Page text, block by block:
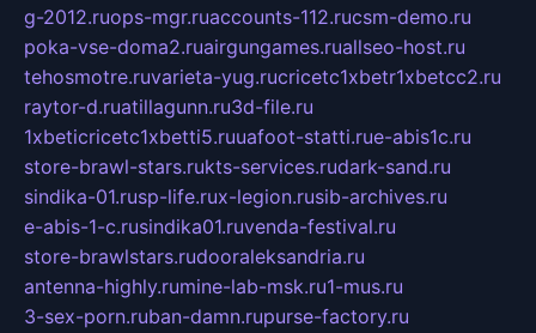
g-2012.ruops-mgr.ruaccounts-112.rucsm-demo.ru
poka-vse-doma2.ruairgungames.ruallseo-host.ru
tehosmotre.ruvarieta-yug.rucricetc1xbetr1xbetcc2.ru
raytor-d.ruatillagunn.ru3d-file.ru
1xbeticricetc1xbetti5.ruuafoot-statti.rue-abis1c.ru
store-brawl-stars.rukts-services.rudark-sand.ru
sindika-01.rusp-life.rux-legion.rusib-archives.ru
e-abis-1-c.rusindika01.ruvenda-festival.ru
store-brawlstars.rudooraleksandria.ru
antenna-highly.rumine-lab-msk.ru1-mus.ru
3-sex-porn.ruban-damn.rupurse-factory.ru